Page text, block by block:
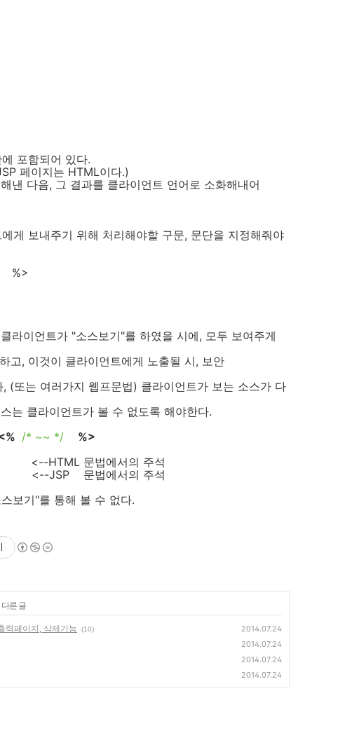
포함되어 있다.
페이지는 HTML이다.)
낸 다음, 그 결과를 클라이언트 언어로 소화해내어
게 보내주기 위해 처리해야할 구문, 문단을 지정해줘야
%>
라이언트가 "소스보기"를 하였을 시에, 모두 보여주게
고, 이것이 클라이언트에게 노출될 시, 보안
(또는 여러가지 웹프문법) 클라이언트가 보는 소스가 다
는 클라이언트가 볼 수 없도록 해야한다.
/* ~~ */ %>
HTML 문법에서의 주석
JSP 문법에서의 주석
보기"를 통해 볼 수 없다.
른 글
력페이지, 삭제기능 (10) 2014.07.24
2014.07.24
2014.07.24
2014.07.24